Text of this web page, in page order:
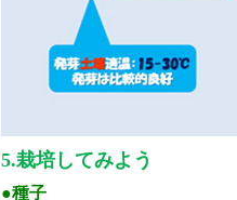
5.栽培してみよう
●種子